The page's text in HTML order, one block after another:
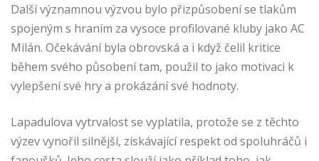
Další významnou výzvou bylo přizpůsobení se tlakům
spojeným s hraním za vysoce profilované kluby jako AC
Milán. Očekávání byla obrovská a i když čelil kritice
během svého působení tam, použil to jako motivaci k
vylepšení své hry a prokázání své hodnoty.
Lapadulova vytrvalost se vyplatila, protože se z těchto
výzev vynořil silnější, získávající respekt od spoluhráčů i